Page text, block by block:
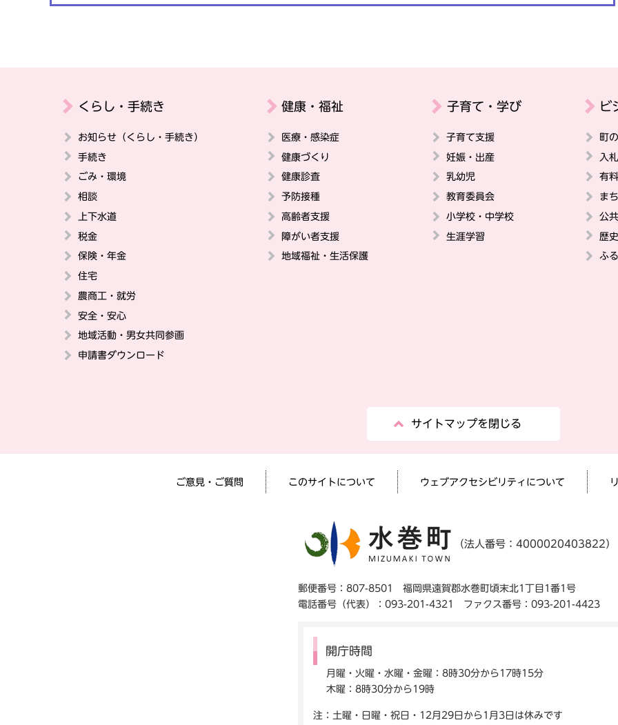
くらし・手続き
お知らせ（くらし・手続き）
手続き
ごみ・環境
相談
上下水道
税金
保険・年金
住宅
農商工・就労
安全・安心
地域活動・男女共同参画
申請書ダウンロード
健康・福祉
医療・感染症
健康づくり
健康診査
予防接種
高齢者支援
障がい者支援
地域福祉・生活保護
子育て・学び
子育て支援
妊娠・出産
乳幼児
教育委員会
小学校・中学校
生涯学習
ビ
町
入
有
ま
公
歴
ふ
サイトマップを閉じる
ご意見・ご質問 このサイトについて ウェブアクセシビリティについて
（法人番号：4000020403822）
郵便番号：807-8501 福岡県遠賀郡水巻町頃末北1丁目1番1号
電話番号（代表）：093-201-4321 ファクス番号：093-201-4423
開庁時間
月曜・火曜・水曜・金曜：8時30分から17時15分
木曜：8時30分から19時
注：土曜・日曜・祝日・12月29日から1月3日は休みです